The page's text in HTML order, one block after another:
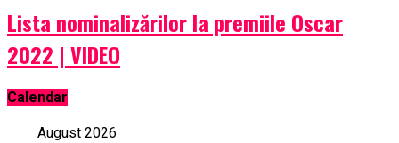
Lista nominalizărilor la premiile Oscar
2022 | VIDEO
Calendar
August 2026